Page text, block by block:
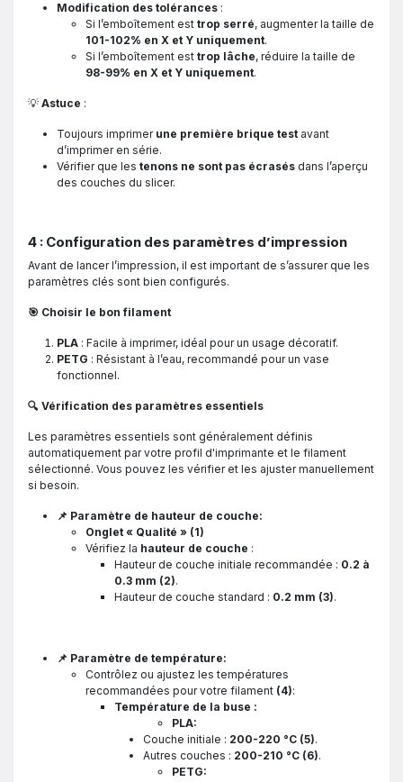
Modification des tolérances :
Si l’emboîtement est trop serré, augmenter la taille de
101-102% en X et Y uniquement.
Si l’emboîtement est trop lâche, réduire la taille de
98-99% en X et Y uniquement.
💡 Astuce :
Toujours imprimer une première brique test avant
d’imprimer en série.
Vérifier que les tenons ne sont pas écrasés dans l’aperçu
des couches du slicer.
4 : Configuration des paramètres d’impression
Avant de lancer l’impression, il est important de s’assurer que les
paramètres clés sont bien configurés.
🎯 Choisir le bon filament
PLA : Facile à imprimer, idéal pour un usage décoratif.
PETG : Résistant à l’eau, recommandé pour un vase
fonctionnel.
🔍 Vérification des paramètres essentiels
Les paramètres essentiels sont généralement définis
automatiquement par votre profil d'imprimante et le filament
sélectionné. Vous pouvez les vérifier et les ajuster manuellement
si besoin.
📌 Paramètre de hauteur de couche:
Onglet « Qualité » (1)
Vérifiez la hauteur de couche :
Hauteur de couche initiale recommandée : 0.2 à
0.3 mm (2).
Hauteur de couche standard : 0.2 mm (3).
📌 Paramètre de température:
Contrôlez ou ajustez les températures
recommandées pour votre filament (4):
Température de la buse :
PLA:
Couche initiale : 200-220 °C (5).
Autres couches : 200-210 °C (6).
PETG: